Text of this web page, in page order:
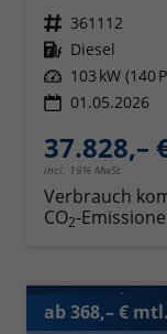
Fahrzeugnr. 361112
Kraftstoff Diesel
Leistung 103 kW (140
01.05.2026
37.828,–
incl. 19% MwSt.
Verbrauch
CO2-
ab 368,– € mtl.